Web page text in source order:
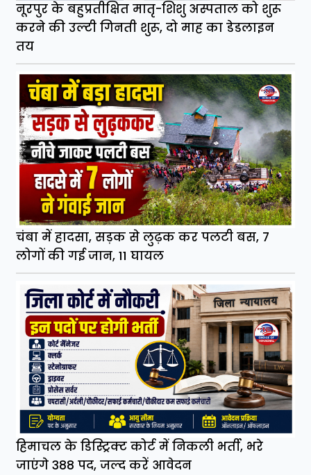
नूरपुर के बहुप्रतीक्षित मातृ-शिशु अस्पताल को शुरू
करने की उल्टी गिनती शुरू, दो माह का डेडलाइन
तय
चंबा में हादसा, सड़क से लुढ़क कर पलटी बस, 7
लोगों की गई जान, 11 घायल
हिमाचल के डिस्ट्रिक्ट कोर्ट में निकली भर्ती, भरे
जाएंगे 388 पद, जल्द करें आवेदन